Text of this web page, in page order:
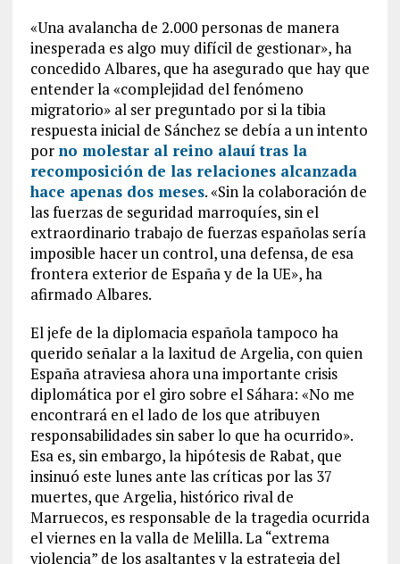
«Una avalancha de 2.000 personas de manera
inesperada es algo muy difícil de gestionar», ha
concedido Albares, que ha asegurado que hay que
entender la «complejidad del fenómeno
migratorio» al ser preguntado por si la tibia
respuesta inicial de Sánchez se debía a un intento
por no molestar al reino alauí tras la
recomposición de las relaciones alcanzada
hace apenas dos meses. «Sin la colaboración de
las fuerzas de seguridad marroquíes, sin el
extraordinario trabajo de fuerzas españolas sería
imposible hacer un control, una defensa, de esa
frontera exterior de España y de la UE», ha
afirmado Albares.
El jefe de la diplomacia española tampoco ha
querido señalar a la laxitud de Argelia, con quien
España atraviesa ahora una importante crisis
diplomática por el giro sobre el Sáhara: «No me
encontrará en el lado de los que atribuyen
responsabilidades sin saber lo que ha ocurrido».
Esa es, sin embargo, la hipótesis de Rabat, que
insinuó este lunes ante las críticas por las 37
muertes, que Argelia, histórico rival de
Marruecos, es responsable de la tragedia ocurrida
el viernes en la valla de Melilla. La “extrema
violencia” de los asaltantes y la estrategia del